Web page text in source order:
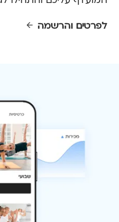
לפרטים והרשמה